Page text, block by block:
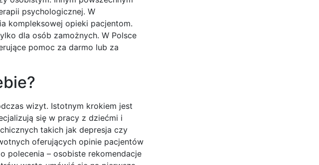
psychologicznej. W
kompleksowej opieki pacjentom.
dla osób zamożnych. W Polsce
pomoc za darmo lub za
wizyt. Istotnym krokiem jest
się w pracy z dziećmi i
takich jak depresja czy
oferujących opinie pacjentów
polecenia – osobiste rekomendacje